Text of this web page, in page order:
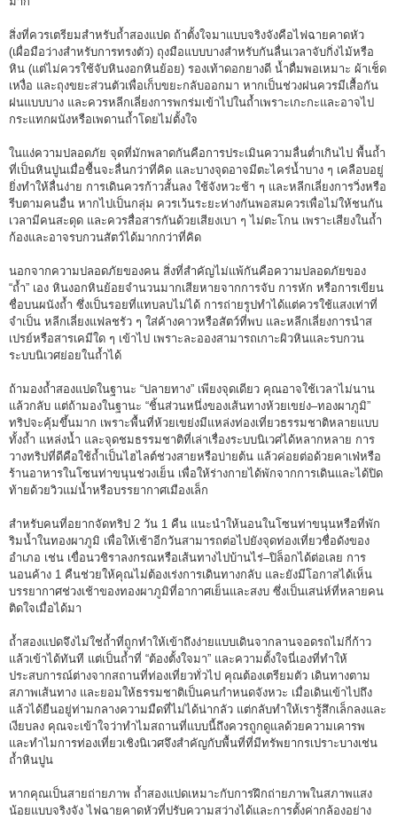
สิ่งที่ควรเตรียมสำหรับถ้ำสองแปด ถ้าตั้งใจมาแบบจริงจังคือไฟฉายคาดหัว
(เผื่อมือว่างสำหรับการทรงตัว) ถุงมือแบบบางสำหรับกันลื่นเวลาจับกิ่งไม้หรือ
หิน (แต่ไม่ควรใช้จับหินงอกหินย้อย) รองเท้าดอกยางดี น้ำดื่มพอเหมาะ ผ้าเช็ด
เหงื่อ และถุงขยะส่วนตัวเพื่อเก็บขยะกลับออกมา หากเป็นช่วงฝนควรมีเสื้อกัน
ฝนแบบบาง และควรหลีกเลี่ยงการพกร่มเข้าไปในถ้ำเพราะเกะกะและอาจไป
กระแทกผนังหรือเพดานถ้ำโดยไม่ตั้งใจ
ในแง่ความปลอดภัย จุดที่มักพลาดกันคือการประเมินความลื่นต่ำเกินไป พื้นถ้ำ
ที่เป็นหินปูนเมื่อชื้นจะลื่นกว่าที่คิด และบางจุดอาจมีตะไคร่น้ำบาง ๆ เคลือบอยู่
ยิ่งทำให้ลื่นง่าย การเดินควรก้าวสั้นลง ใช้จังหวะช้า ๆ และหลีกเลี่ยงการวิ่งหรือ
รีบตามคนอื่น หากไปเป็นกลุ่ม ควรเว้นระยะห่างกันพอสมควรเพื่อไม่ให้ชนกัน
เวลามีคนสะดุด และควรสื่อสารกันด้วยเสียงเบา ๆ ไม่ตะโกน เพราะเสียงในถ้ำ
ก้องและอาจรบกวนสัตว์ได้มากกว่าที่คิด
นอกจากความปลอดภัยของคน สิ่งที่สำคัญไม่แพ้กันคือความปลอดภัยของ
“ถ้ำ” เอง หินงอกหินย้อยจำนวนมากเสียหายจากการจับ การหัก หรือการเขียน
ชื่อบนผนังถ้ำ ซึ่งเป็นรอยที่แทบลบไม่ได้ การถ่ายรูปทำได้แต่ควรใช้แสงเท่าที่
จำเป็น หลีกเลี่ยงแฟลชรัว ๆ ใส่ค้างคาวหรือสัตว์ที่พบ และหลีกเลี่ยงการนำส
เปรย์หรือสารเคมีใด ๆ เข้าไป เพราะละอองสามารถเกาะผิวหินและรบกวน
ระบบนิเวศย่อยในถ้ำได้
ถ้ามองถ้ำสองแปดในฐานะ “ปลายทาง” เพียงจุดเดียว คุณอาจใช้เวลาไม่นาน
แล้วกลับ แต่ถ้ามองในฐานะ “ชิ้นส่วนหนึ่งของเส้นทางห้วยเขย่ง–ทองผาภูมิ”
ทริปจะคุ้มขึ้นมาก เพราะพื้นที่ห้วยเขย่งมีแหล่งท่องเที่ยวธรรมชาติหลายแบบ
ทั้งถ้ำ แหล่งน้ำ และจุดชมธรรมชาติที่เล่าเรื่องระบบนิเวศได้หลากหลาย การ
วางทริปที่ดีคือใช้ถ้ำเป็นไฮไลต์ช่วงสายหรือบ่ายต้น แล้วค่อยต่อด้วยคาเฟ่หรือ
ร้านอาหารในโซนท่าขนุนช่วงเย็น เพื่อให้ร่างกายได้พักจากการเดินและได้ปิด
ท้ายด้วยวิวแม่น้ำหรือบรรยากาศเมืองเล็ก
สำหรับคนที่อยากจัดทริป 2 วัน 1 คืน แนะนำให้นอนในโซนท่าขนุนหรือที่พัก
ริมน้ำในทองผาภูมิ เพื่อให้เช้าอีกวันสามารถต่อไปยังจุดท่องเที่ยวชื่อดังของ
อำเภอ เช่น เขื่อนวชิราลงกรณหรือเส้นทางไปบ้านไร่–ปิล็อกได้ต่อเลย การ
นอนค้าง 1 คืนช่วยให้คุณไม่ต้องเร่งการเดินทางกลับ และยังมีโอกาสได้เห็น
บรรยากาศช่วงเช้าของทองผาภูมิที่อากาศเย็นและสงบ ซึ่งเป็นเสน่ห์ที่หลายคน
ติดใจเมื่อได้มา
ถ้ำสองแปดจึงไม่ใช่ถ้ำที่ถูกทำให้เข้าถึงง่ายแบบเดินจากลานจอดรถไม่กี่ก้าว
แล้วเข้าได้ทันที แต่เป็นถ้ำที่ “ต้องตั้งใจมา” และความตั้งใจนี่เองที่ทำให้
ประสบการณ์ต่างจากสถานที่ท่องเที่ยวทั่วไป คุณต้องเตรียมตัว เดินทางตาม
สภาพเส้นทาง และยอมให้ธรรมชาติเป็นคนกำหนดจังหวะ เมื่อเดินเข้าไปถึง
แล้วได้ยืนอยู่ท่ามกลางความมืดที่ไม่ได้น่ากลัว แต่กลับทำให้เรารู้สึกเล็กลงและ
เงียบลง คุณจะเข้าใจว่าทำไมสถานที่แบบนี้ถึงควรถูกดูแลด้วยความเคารพ
และทำไมการท่องเที่ยวเชิงนิเวศจึงสำคัญกับพื้นที่ที่มีทรัพยากรเปราะบางเช่น
ถ้ำหินปูน
หากคุณเป็นสายถ่ายภาพ ถ้ำสองแปดเหมาะกับการฝึกถ่ายภาพในสภาพแสง
น้อยแบบจริงจัง ไฟฉายคาดหัวที่ปรับความสว่างได้และการตั้งค่ากล้องอย่าง